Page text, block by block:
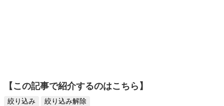
【この記事で紹介するのはこちら】
絞り込み
絞り込み解除